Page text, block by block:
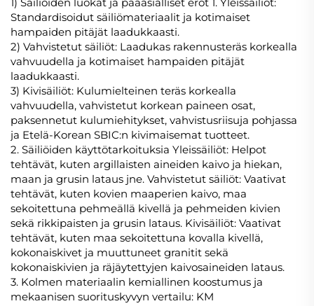
Standardisoidut säiliömateriaalit ja kotimaiset
hampaiden pitäjät laadukkaasti.
2) Vahvistetut säiliöt: Laadukas rakennusteräs korkealla
vahvuudella ja kotimaiset hampaiden pitäjät
laadukkaasti.
3) Kivisäiliöt: Kulumielteinen teräs korkealla
vahvuudella, vahvistetut korkean paineen osat,
paksennetut kulumiehitykset, vahvistusriisuja pohjassa
ja Etelä-Korean SBIC:n kivimaisemat tuotteet.
2. Säiliöiden käyttötarkoituksia Yleissäiliöt: Helpot
tehtävät, kuten argillaisten aineiden kaivo ja hiekan,
maan ja grusin lataus jne. Vahvistetut säiliöt: Vaativat
tehtävät, kuten kovien maaperien kaivo, maa
sekoitettuna pehmeällä kivellä ja pehmeiden kivien
sekä rikkipaisten ja grusin lataus. Kivisäiliöt: Vaativat
tehtävät, kuten maa sekoitettuna kovalla kivellä,
kokonaiskivet ja muuttuneet granitit sekä
kokonaiskivien ja räjäytettyjen kaivosaineiden lataus.
3. Kolmen materiaalin kemiallinen koostumus ja
mekaanisen suorituskyvyn vertailu: KM